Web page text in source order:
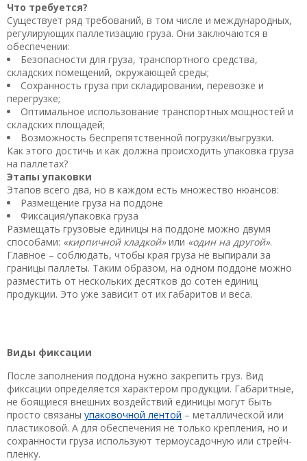
Что требуется?
Существует ряд требований, в том числе и международных,
регулирующих паллетизацию груза. Они заключаются в
обеспечении:
Безопасности для груза, транспортного средства,
складских помещений, окружающей среды;
Сохранность груза при складировании, перевозке и
перегрузке;
Оптимальное использование транспортных мощностей и
складских площадей;
Возможность беспрепятственной погрузки/выгрузки.
Как этого достичь и как должна происходить упаковка груза
на паллетах?
Этапы упаковки
Этапов всего два, но в каждом есть множество нюансов:
Размещение груза на поддоне
Фиксация/упаковка груза
Размещать грузовые единицы на поддоне можно двумя
способами: «кирпичной кладкой»или «один на другой».
Главное – соблюдать, чтобы края груза не выпирали за
границы паллеты. Таким образом, на одном поддоне можно
разместить от нескольких десятков до сотен единиц
продукции. Это уже зависит от их габаритов и веса.
Виды фиксации
После заполнения поддона нужно закрепить груз. Вид
фиксации определяется характером продукции. Габаритные,
не боящиеся внешних воздействий единицы могут быть
просто связаны упаковочной лентой – металлической или
пластиковой. А для обеспечения не только крепления, но и
сохранности груза используют термоусадочную или стрейч-
пленку.